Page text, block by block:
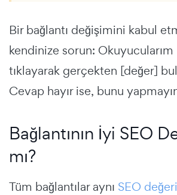
Bir bağlantı değişimini kabul
kendinize sorun: Okuyucularım
tıklayarak gerçekten [değer]
Cevap hayır ise, bunu
Bağlantının İyi SEO
mı?
Tüm bağlantılar aynı SEO